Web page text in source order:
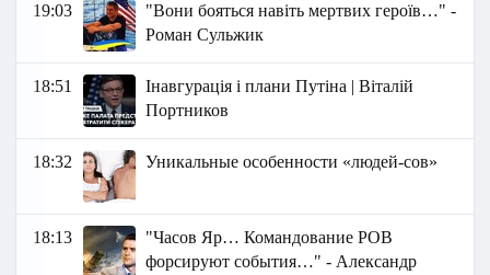
19:03
"Вони бояться навіть мертвих героїв…" -
Роман Сульжик
18:51
Інавгурація і плани Путіна | Віталій
Портников
18:32 Уникальные особенности «людей-сов»
18:13
"Часов Яр… Командование РОВ
форсируют события…" - Александр